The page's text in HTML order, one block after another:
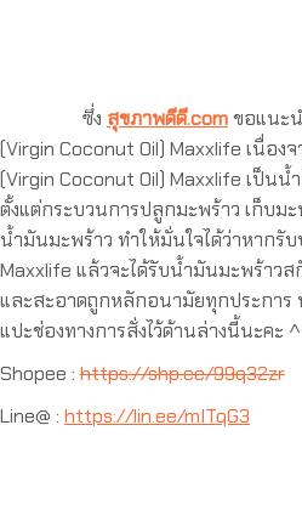
ซึ่ง สุขภาพดีดี.comขอแนะ
(Virgin Coconut Oil) Maxxlife เนื่อง
(Virgin Coconut Oil) Maxxlife เป็น
ตั้งแต่กระบวนการปลูกมะพร้าว เก็บม
น้ำมันมะพร้าว ทำให้มั่นใจได้ว่าหากรั
Maxxlife แล้วจะได้รับน้ำมันมะพร้าวส
และสะอาดถูกหลักอนามัยทุกประการ
แปะช่องทางการสั่งไว้ด้านล่างนี้นะคะ
Shopee : https://shp.ee/99q32zr
Line@ : https://lin.ee/mITqG3